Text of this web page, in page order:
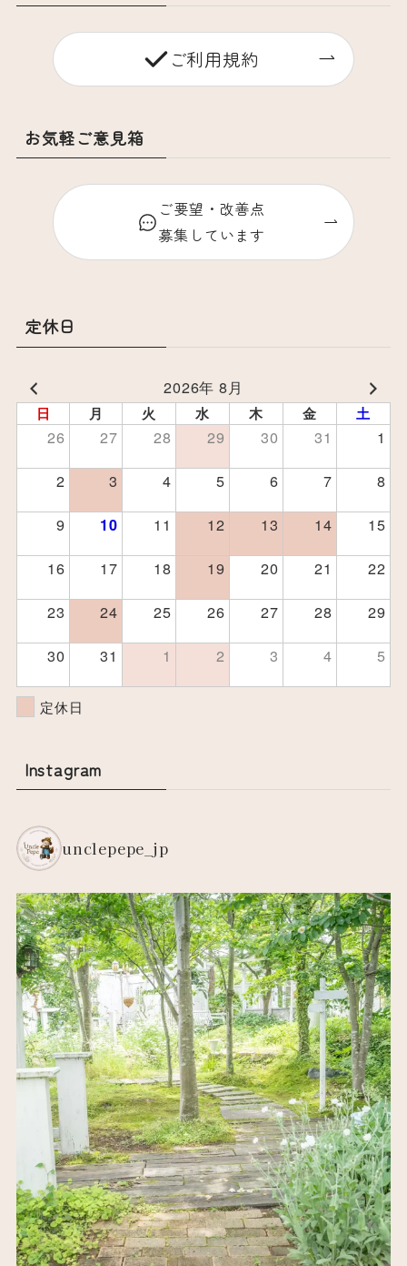
ご利用規約
お気軽ご意見箱
ご要望・改善点
募集しています
定休日
2026年 8月
日 月 火 水 木 金 土
26 27 28 29 30 31
1
2
3 4 5 6 7
8
9
10 11 12 13 14
15
16
17 18 19 20 21
22
23
24 25 26 27 28
29
30
31 1 2 3 4 5
定休日
Instagram
unclepepe_jp